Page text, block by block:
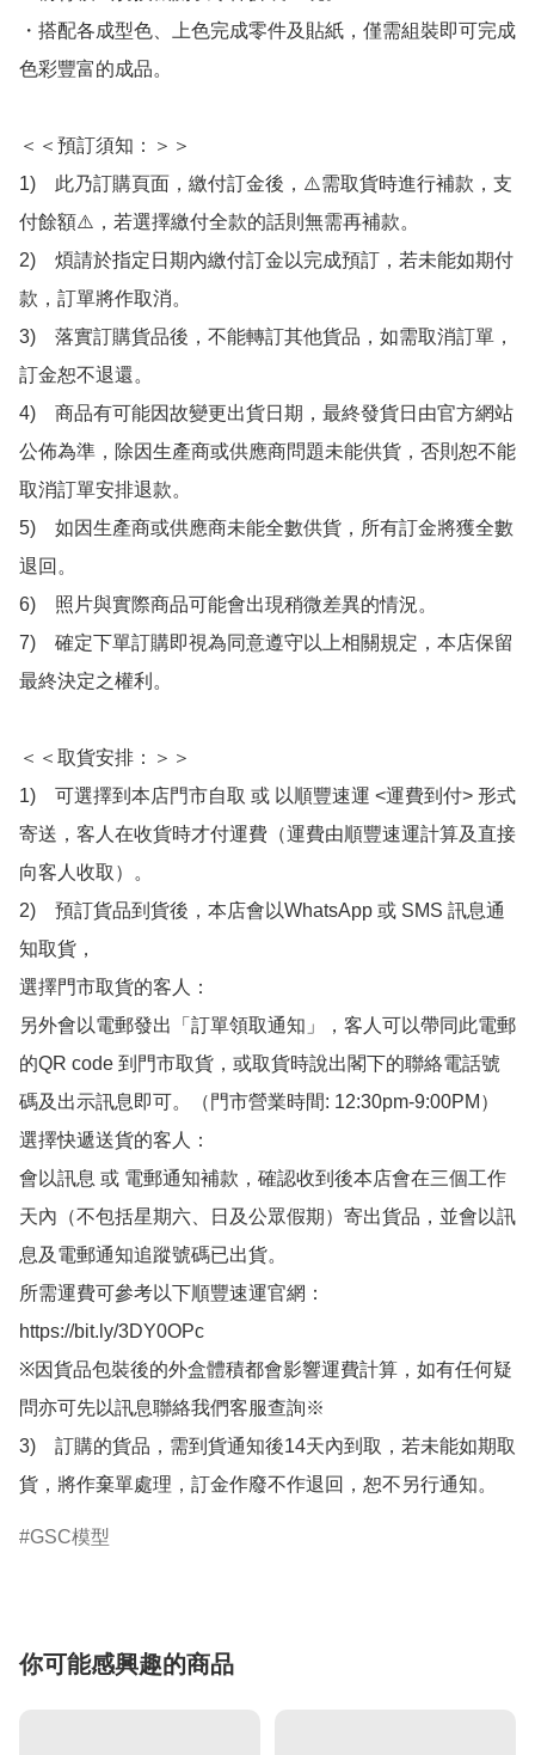
・搭配各成型色、上色完成零件及貼紙，僅需組裝即可完成
色彩豐富的成品。
＜＜預訂須知：＞＞
1)　此乃訂購頁面，繳付訂金後，⚠️需取貨時進行補款，支
付餘額⚠️，若選擇繳付全款的話則無需再補款。
2)　煩請於指定日期內繳付訂金以完成預訂，若未能如期付
款，訂單將作取消。
3)　落實訂購貨品後，不能轉訂其他貨品，如需取消訂單，
訂金恕不退還。
4)　商品有可能因故變更出貨日期，最終發貨日由官方網站
公佈為準，除因生產商或供應商問題未能供貨，否則恕不能
取消訂單安排退款。
5)　如因生產商或供應商未能全數供貨，所有訂金將獲全數
退回。
6)　照片與實際商品可能會出現稍微差異的情況。
7)　確定下單訂購即視為同意遵守以上相關規定，本店保留
最終決定之權利。
＜＜取貨安排：＞＞
1)　可選擇到本店門市自取 或 以順豐速運 <運費到付> 形式
寄送，客人在收貨時才付運費（運費由順豐速運計算及直接
向客人收取）。
2)　預訂貨品到貨後，本店會以WhatsApp 或 SMS 訊息通
知取貨，
選擇門市取貨的客人：
另外會以電郵發出「訂單領取通知」，客人可以帶同此電郵
的QR code 到門市取貨，或取貨時說出閣下的聯絡電話號
碼及出示訊息即可。（門市營業時間: 12:30pm-9:00PM）
選擇快遞送貨的客人：
會以訊息 或 電郵通知補款，確認收到後本店會在三個工作
天內（不包括星期六、日及公眾假期）寄出貨品，並會以訊
息及電郵通知追蹤號碼已出貨。
所需運費可參考以下順豐速運官網：
https://bit.ly/3DY0OPc
※因貨品包裝後的外盒體積都會影響運費計算，如有任何疑
問亦可先以訊息聯絡我們客服查詢※
3)　訂購的貨品，需到貨通知後14天內到取，若未能如期取
貨，將作棄單處理，訂金作廢不作退回，恕不另行通知。
GSC模型
你可能感興趣的商品